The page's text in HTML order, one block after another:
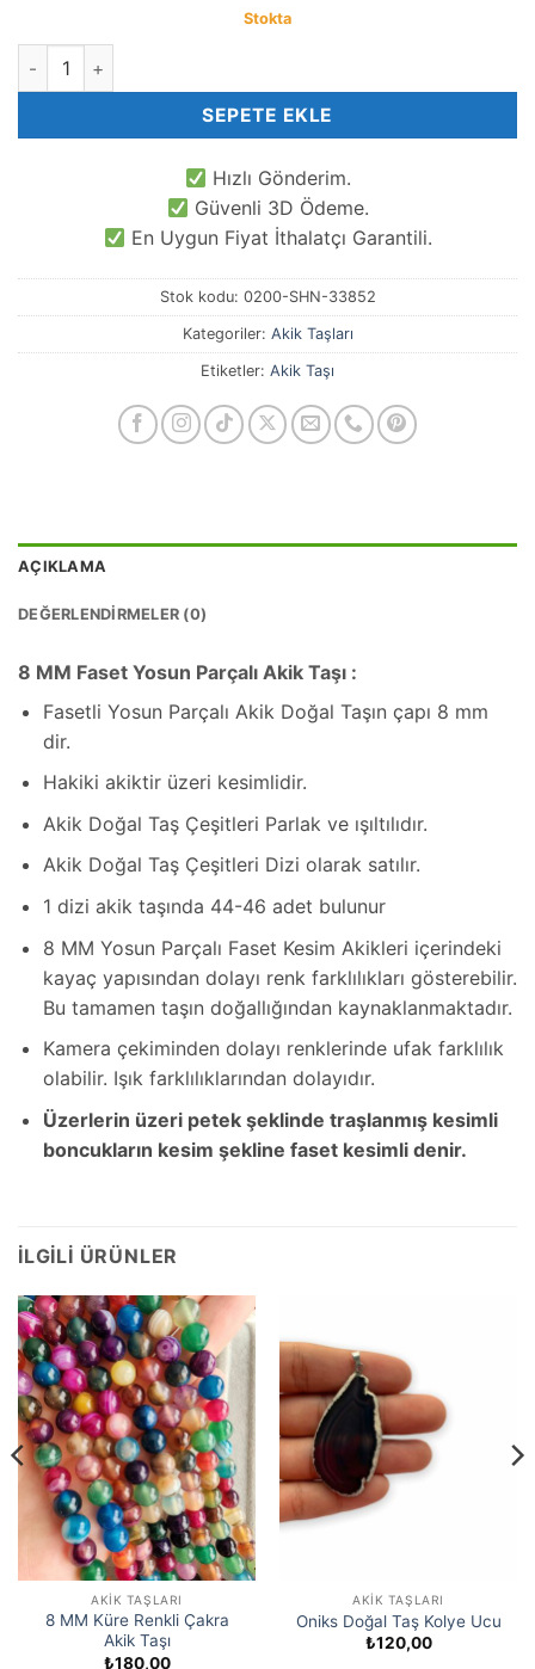
Stokta
8 MM Faset Yosun Parçalı Akik Taşı adet
SEPETE EKLE
Hızlı Gönderim.
Güvenli 3D Ödeme.
En Uygun Fiyat İthalatçı Garantili.
Stok kodu: 0200-SHN-33852
Kategoriler: Akik Taşları
Etiketler: Akik Taşı
AÇIKLAMA
DEĞERLENDIRMELER (0)
8 MM Faset Yosun Parçalı Akik Taşı :
Fasetli Yosun Parçalı Akik Doğal Taşın çapı 8 mm
dir.
Hakiki akiktir üzeri kesimlidir.
Akik Doğal Taş Çeşitleri Parlak ve ışıltılıdır.
Akik Doğal Taş Çeşitleri Dizi olarak satılır.
1 dizi akik taşında 44-46 adet bulunur
8 MM Yosun Parçalı Faset Kesim Akikleri içerindeki
kayaç yapısından dolayı renk farklılıkları gösterebilir.
Bu tamamen taşın doğallığından kaynaklanmaktadır.
Kamera çekiminden dolayı renklerinde ufak farklılık
olabilir. Işık farklılıklarından dolayıdır.
Üzerlerin üzeri petek şeklinde traşlanmış kesimli
boncukların kesim şekline faset kesimli denir.
İLGILI ÜRÜNLER
AKIK TAŞLARI
8 MM Küre Renkli Çakra
Akik Taşı
₺180,00
AKIK TAŞLARI
Oniks Doğal Taş Kolye Ucu
₺120,00